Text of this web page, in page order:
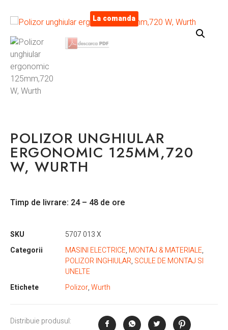
La comanda
POLIZOR UNGHIULAR
ERGONOMIC 125MM,720
W, WURTH
Timp de livrare: 24 – 48 de ore
SKU
5707 013 X
Categorii
MASINI ELECTRICE, MONTAJ & MATERIALE,
POLIZOR INGHIULAR, SCULE DE MONTAJ SI
UNELTE
Etichete
Polizor,Wurth
Distribuie produsul: